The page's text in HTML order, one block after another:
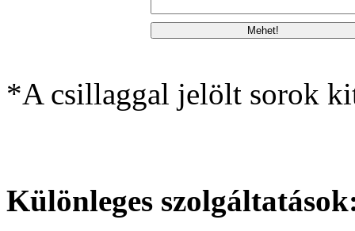
*A csillaggal jelölt sorok
Különleges